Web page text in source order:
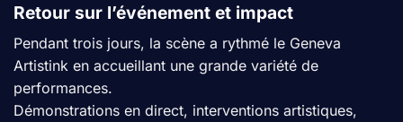
Retour sur l’événement et impact
Pendant trois jours, la scène a rythmé le Geneva
Artistink en accueillant une grande variété de
performances.
Démonstrations en direct, interventions artistiques,